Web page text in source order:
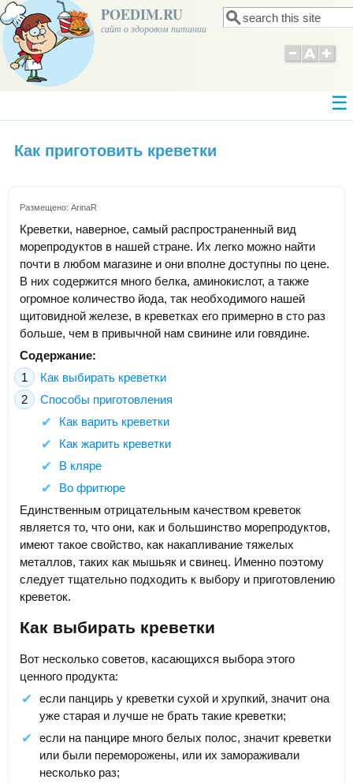
POEDIM.RU
сайт о здоровом питании Форма поиска
Поиск
Как приготовить креветки
Размещено: ArinaR
Креветки, наверное, самый распространенный вид
морепродуктов в нашей стране. Их легко можно найти
почти в любом магазине и они вполне доступны по цене.
В них содержится много белка, аминокислот, а также
огромное количество йода, так необходимого нашей
щитовидной железе, в креветках его примерно в сто раз
больше, чем в привычной нам свинине или говядине.
Содержание:
Как выбирать креветки
Способы приготовления
Как варить креветки
Как жарить креветки
В кляре
Во фритюре
Единственным отрицательным качеством креветок
является то, что они, как и большинство морепродуктов,
имеют такое свойство, как накапливание тяжелых
металлов, таких как мышьяк и свинец. Именно поэтому
следует тщательно подходить к выбору и приготовлению
креветок.
Как выбирать креветки
Вот несколько советов, касающихся выбора этого
ценного продукта:
если панцирь у креветки сухой и хрупкий, значит она
уже старая и лучше не брать такие креветки;
если на панцире много белых полос, значит креветки
или были переморожены, или их замораживали
несколько раз;